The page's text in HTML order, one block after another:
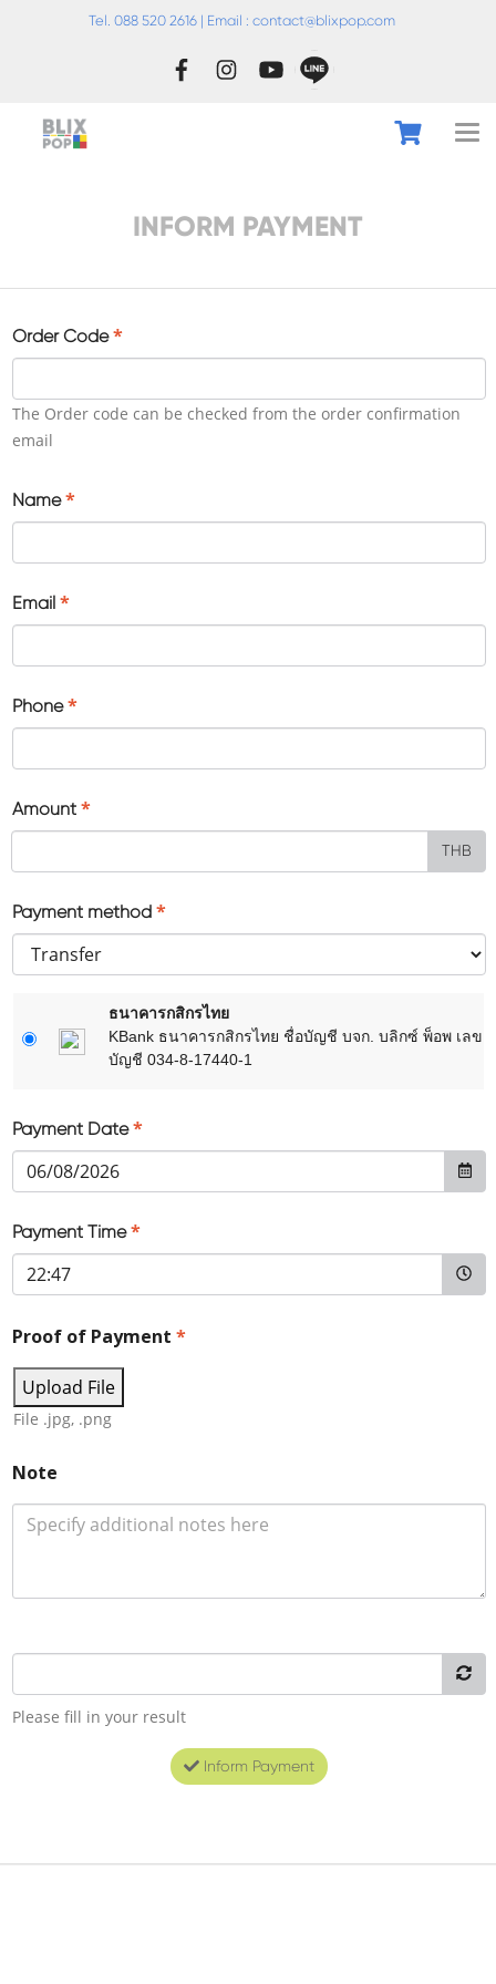
Tel. 088 520 2616 | Email : contact@blixpop.com
INFORM PAYMENT
Order Code*
The Order code can be checked from the order confirmation
email
Name*
Email *
Phone*
Amount *
THB
Payment method *
ธนาคารกสิกรไทย
KBank ธนาคารกสิกรไทย ชื่อบัญชี บจก. บลิกซ์ พ็อพ เลข
บัญชี 034-8-17440-1
Payment Date*
Payment Time*
Proof of Payment *
Upload File
File .jpg, .png
Note
Please fill in your result
Inform Payment